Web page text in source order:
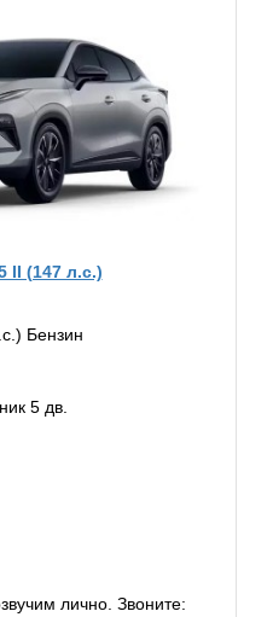
II (147 л.с.)
Бензин
5 дв.
лично. Звоните: